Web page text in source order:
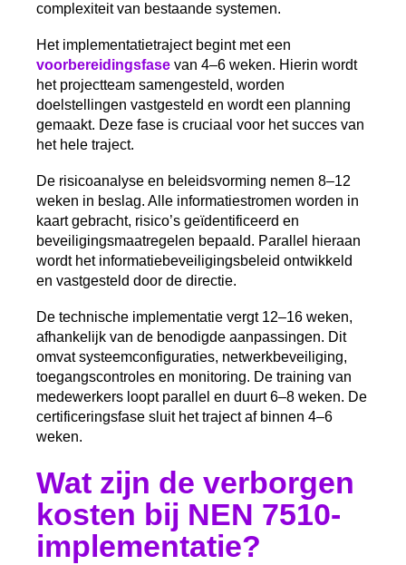
complexiteit van bestaande systemen.
Het implementatietraject begint met een
voorbereidingsfase van 4–6 weken. Hierin wordt
het projectteam samengesteld, worden
doelstellingen vastgesteld en wordt een planning
gemaakt. Deze fase is cruciaal voor het succes van
het hele traject.
De risicoanalyse en beleidsvorming nemen 8–12
weken in beslag. Alle informatiestromen worden in
kaart gebracht, risico’s geïdentificeerd en
beveiligingsmaatregelen bepaald. Parallel hieraan
wordt het informatiebeveiligingsbeleid ontwikkeld
en vastgesteld door de directie.
De technische implementatie vergt 12–16 weken,
afhankelijk van de benodigde aanpassingen. Dit
omvat systeemconfiguraties, netwerkbeveiliging,
toegangscontroles en monitoring. De training van
medewerkers loopt parallel en duurt 6–8 weken. De
certificeringsfase sluit het traject af binnen 4–6
weken.
Wat zijn de verborgen
kosten bij NEN 7510-
implementatie?